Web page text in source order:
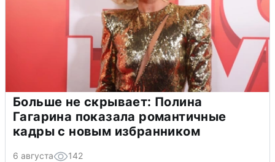
Больше не скрывает: Полина
Гагарина показала романтичные
кадры с новым избранником
6 августа 142